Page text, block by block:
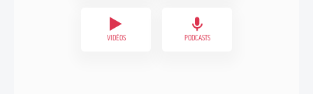
VIDÉOS PODCASTS